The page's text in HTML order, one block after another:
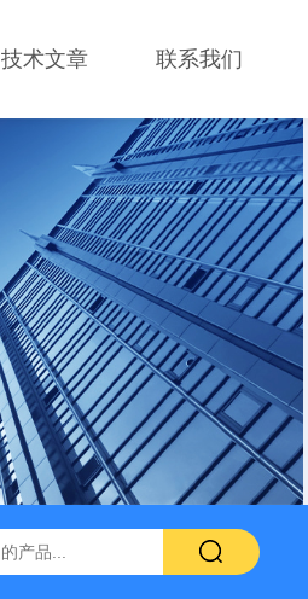
技术文章 联系我们
JKG-203新型冷原子吸收测汞仪